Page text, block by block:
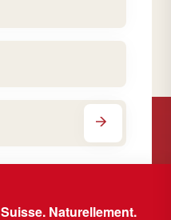
Suisse. Naturellement.